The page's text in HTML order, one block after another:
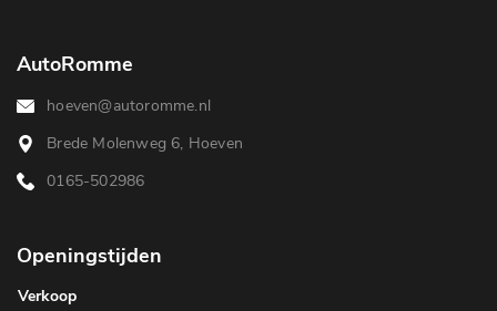
AutoRomme
hoeven@autoromme.nl
Brede Molenweg 6, Hoeven
0165-502986
Openingstijden
Verkoop